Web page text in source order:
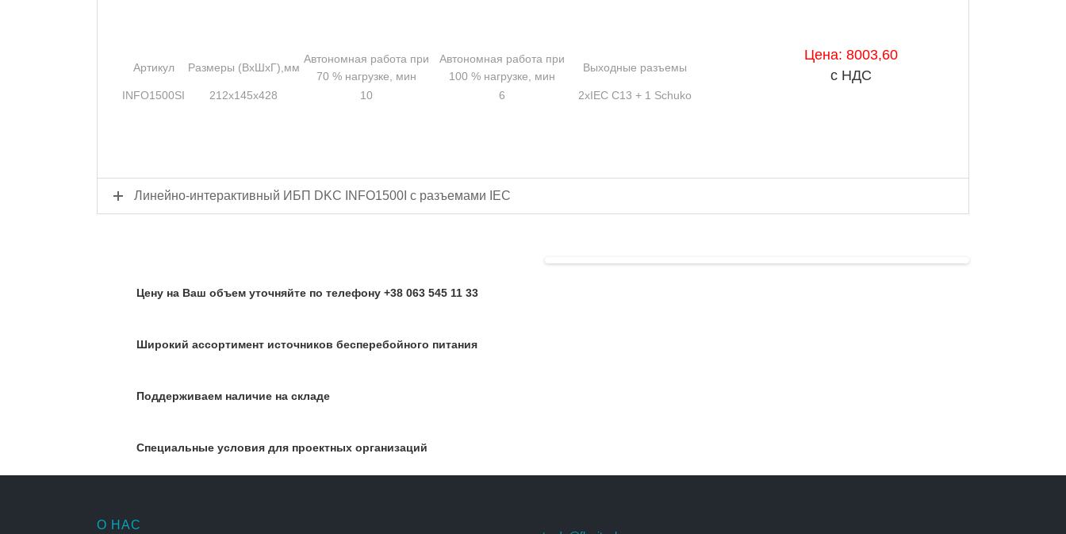
Артикул Размеры (ВхШхГ),мм
Автономная работа при
70 % нагрузке, мин
Автономная работа при
100 % нагрузке, мин
Выходные разъемы
INFO1500SI 212x145x428 10 6 2xIEC C13 + 1 Schuko
Цена: 8003,60
с НДС
Линейно-интерактивный ИБП DKC INFO1500I с разъемами IEC
Цену на Ваш объем уточняйте по телефону +38 063 545 11 33
Широкий ассортимент источников бесперебойного питания
Поддерживаем наличие на складе
Специальные условия для проектных организаций
О НАС